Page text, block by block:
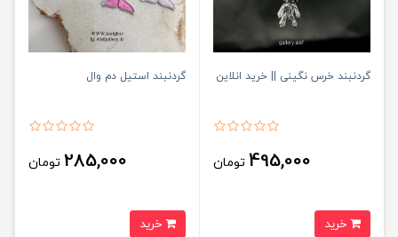
گردنبند خرس نگینی || خرید انلاین
495,000 تومان
گردنبند استیل دم وال
285,000 تومان